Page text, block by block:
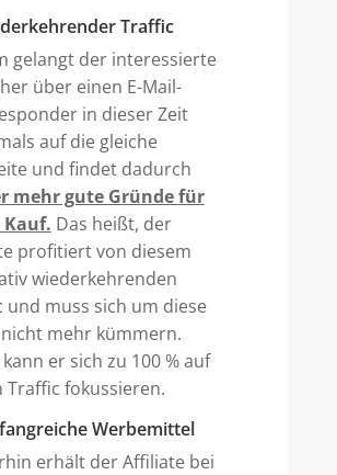
Traffic
gelangt der interessierte
über einen E-Mail-
in dieser Zeit
auf die gleiche
und findet dadurch
mehr gute Gründe für
Das heißt, der
profitiert von diesem
wiederkehrenden
und muss sich um diese
mehr kümmern.
er sich zu 100 % auf
Traffic fokussieren.
Werbemittel
erhält der Affiliate bei